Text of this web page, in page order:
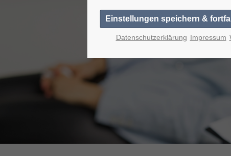
customers
Mon - Fri 8:00am - 5:00pm(GMT
Datenschutzerklärung Impressum